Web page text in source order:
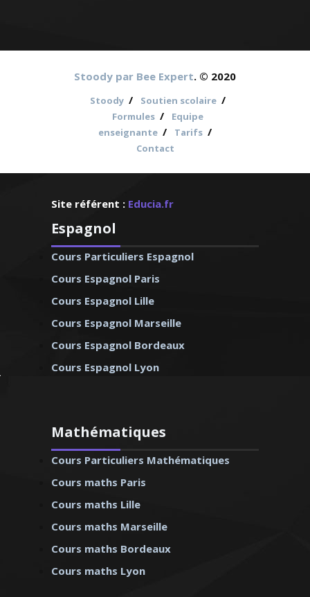
Stoody par Bee Expert. © 2020
Stoody / Soutien scolaire /
Formules /
Equipe
enseignante / Tarifs /
Contact
Site référent : Educia.fr
Espagnol
Cours Particuliers Espagnol
Cours Espagnol Paris
Cours Espagnol Lille
Cours Espagnol Marseille
Cours Espagnol Bordeaux
Cours Espagnol Lyon
Mathématiques
Cours Particuliers Mathématiques
Cours maths Paris
Cours maths Lille
Cours maths Marseille
Cours maths Bordeaux
Cours maths Lyon